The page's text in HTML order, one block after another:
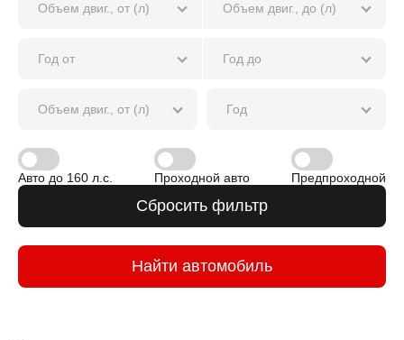
Объем двиг., от (л) Объем двиг., до (л)
Год от Год до
Объем двиг., от (л) Год
Авто до 160 л.с. Проходной авто Предпроходной
Сбросить фильтр
Найти автомобиль